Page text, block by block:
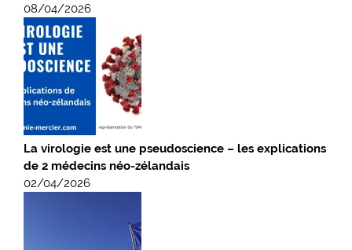
08/04/2026
La virologie est une pseudoscience – les explications
de 2 médecins néo-zélandais
02/04/2026